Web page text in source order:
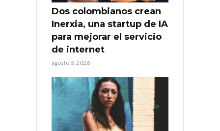
Dos colombianos crean
Inerxia, una startup de IA
para mejorar el servicio
de internet
agosto 6, 2026